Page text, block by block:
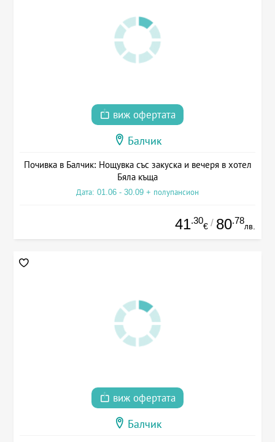
виж офертата
Балчик
Почивка в Балчик: Нощувка със закуска и вечеря в хотел
Бяла къща
Дата: 01.06 - 30.09 + полупансион
41.30
€ / 80.78
лв.
виж офертата
Балчик